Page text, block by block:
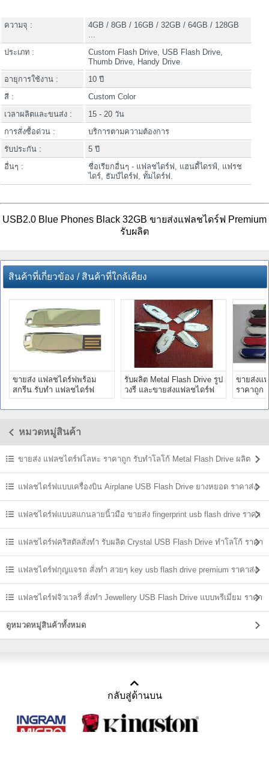
ความจุ :
4GB / 8GB / 16GB / 32GB / 64GB / 128GB
...
ประเภท :
Custom Flash Drive, USB Flash Drive,
Thumb Drive, Handy Drive
อายุการใช้งาน :
10 ปี
สี :
Custom Color
เวลาผลิตและขนส่ง :
15 - 20 วัน
การสั่งซื้อด่วน :
บริการตามความต้องการ
รับประกัน :
5 ปี
อื่นๆ :
ชื่อเรียกอื่นๆ - แฟลชไดร์ฟ, แฮนดี้ไดรฟ์, แฟรช
ไดร์, ธัมป์ไดร์ฟ, ทั้มไดร์ฟ.
USB2.0 Blue Phones Black 32GB ขายส่งแฟลชไดร์ฟ Premium
รับผลิต
สินค้าที่เกี่ยวข้อง / สินค้าที่ใกล้เคียง
ขายส่ง แฟลชไดร์ฟพร้อม
สกรีน รับทำ แฟลชไดร์ฟ
พร้อมโลโก้ ราคาโรงงาน
รับผลิต Metal Flash Drive รูป
วงรี และขายส่งแฟลชไดร์ฟ
โลหะวงรี พร้อมกสรีน
ขายส่งแ
ราคาถูก
พร้อมสก
หมวดหมู่สินค้า
ขายส่ง แฟลชไดร์ฟโลหะ ราคาถูก รับทำโลโก้ Metal Flash Drive ผลิต
ราคาส่งแฟลชไดร์ฟแบบเครื่องบิน Airplane USB Flash Drive ยางหยอด ราคาส่ง
แฟลชไดร์ฟแบบสแกนลายนิ้วมือ ขายส่ง fingerprint usb flash drive ราคา
ถูก แฟลชไดร์ฟคริสตัลสั่งทำ รับผลิต Crystal USB Flash Drive ทำโลโก้ ราคา
ส่ง แฟลชไดร์ฟกุญแจรถ สั่งทำ สวยๆ key usb flash drive premium ราคาส่ง
แฟลชไดร์ฟจิวเวลรี่ สั่งทำ Jewellery USB Flash Drive แบบพรีเมี่ยม ราคา
ส่ง
ดูหมวดหมู่สินค้าทั้งหมด
กลับสู่ด้านบน